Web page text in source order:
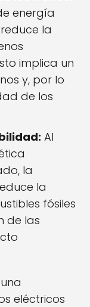
energía
la
implica un
y, por lo
de los
Al
la
la
fósiles
de las
eléctricos